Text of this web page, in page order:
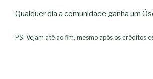
Qualquer dia a comunidade ganha um
PS: Vejam até ao fim, mesmo após os créditos